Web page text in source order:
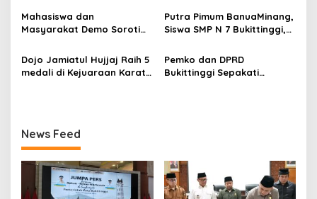
s
Persiapan Angkutan Gratis
Pelajar
Tahun ke-81 Kemerdekaan
Republik Indonesia
Mahasiswa dan
Masyarakat Demo Soroti
PP, GMNI Bukittinggi
Kecewa Wali Kota dan
DPRD Tak Hadir Temui
Putra Pimum BanuaMinang,
Siswa SMP N 7 Bukittinggi,
Festival Komite Pemula
Berat 40 Kg dalam
Kejuaraan Karate Jam
Dojo Jamiatul Hujjaj Raih 5
medali di Kejuaraan Karate
Pemko dan DPRD
Bukittinggi Sepakati
News Feed